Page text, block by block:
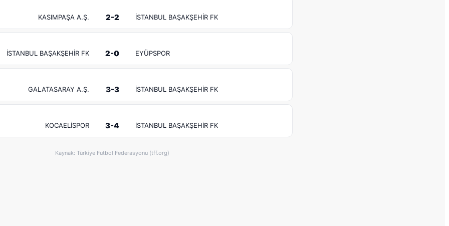
KASIMPAŞA A.Ş. 2-2 İSTANBUL BAŞAKŞEHİR FK
İSTANBUL BAŞAKŞEHİR FK 2-0 EYÜPSPOR
GALATASARAY A.Ş. 3-3 İSTANBUL BAŞAKŞEHİR FK
KOCAELİSPOR 3-4 İSTANBUL BAŞAKŞEHİR FK
Kaynak: Türkiye Futbol Federasyonu (tff.org)